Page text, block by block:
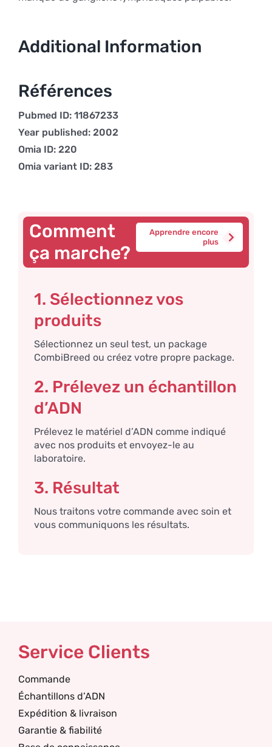
Additional Information
Références
Pubmed ID: 11867233
Year published: 2002
Omia ID: 220
Omia variant ID: 283
Comment
ça marche?
Apprendre encore
plus
1. Sélectionnez vos
produits
Sélectionnez un seul test, un package
CombiBreed ou créez votre propre package.
2. Prélevez un échantillon
d’ADN
Prélevez le matériel d’ADN comme indiqué
avec nos produits et envoyez-le au
laboratoire.
3. Résultat
Nous traitons votre commande avec soin et
vous communiquons les résultats.
Service Clients
Commande
Échantillons d’ADN
Expédition & livraison
Garantie & fiabilité